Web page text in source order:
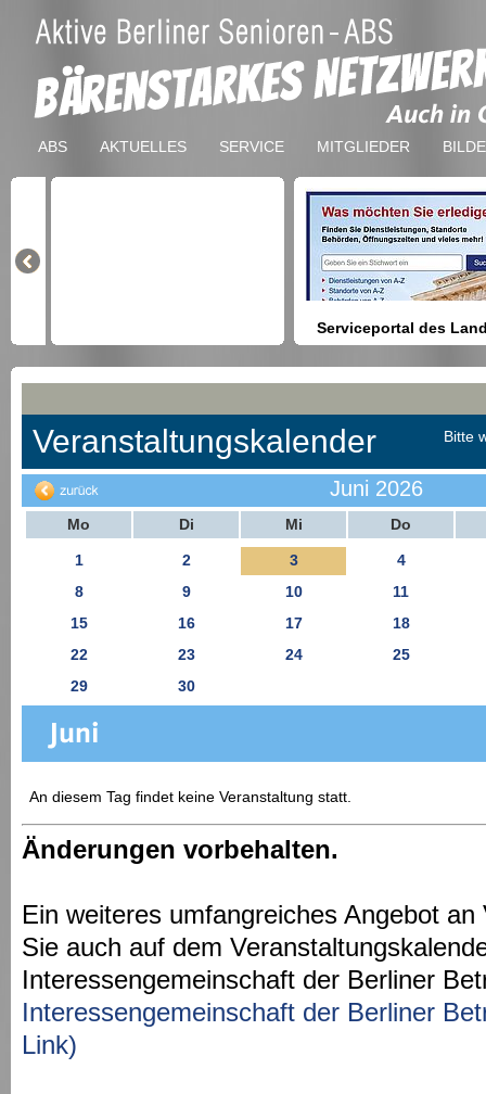
ABS AKTUELLES SERVICE MITGLIEDER
Serviceportal des
Berlin
Anmeldung bei Ämtern usw.
Veranstaltungskalender Bitte
Juni 2026
Mo Di Mi Do
1 2 3
4
8
9 10
11
15
16 17
18
22
23 24
25
29
30
An diesem Tag findet keine Veranstaltung statt.
Änderungen vorbehalten.
Ein weiteres umfangreiches Angebot
Sie auch auf dem
Interessengemeinschaft der Berliner
Interessengemeinschaft der Berliner
Link)